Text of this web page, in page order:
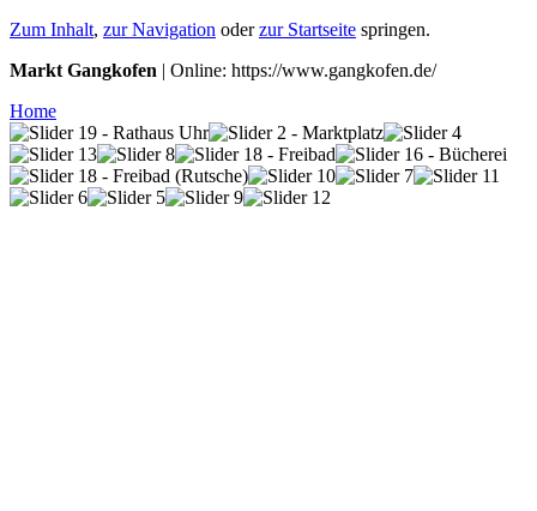
Zum Inhalt, zur Navigation oderzur Startseite springen.
Markt Gangkofen | Online: https://www.gangkofen.de/
Home